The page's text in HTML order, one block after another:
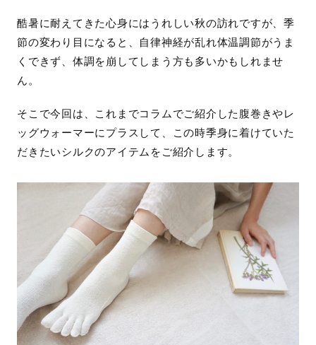
酷暑に耐えてきた心身にはうれしい秋の訪れですが、季
節の変わり目になると、自律神経が乱れ体温調節がうま
くできず、体調を崩してしまう方も多いかもしれませ
ん。
そこで今回は、これまでコラムでご紹介した腹巻きやレ
ッグウォーマーにプラスして、この時季身に着けていた
だきたいシルクのアイテムをご紹介します。